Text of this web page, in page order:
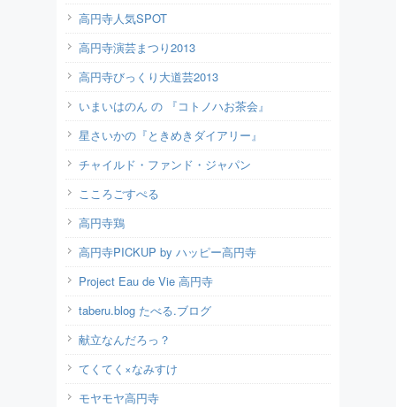
高円寺人気SPOT
高円寺演芸まつり2013
高円寺びっくり大道芸2013
いまいはのん の 『コトノハお茶会』
星さいかの『ときめきダイアリー』
チャイルド・ファンド・ジャパン
こころごすぺる
高円寺鶏
高円寺PICKUP by ハッピー高円寺
Project Eau de Vie 高円寺
taberu.blog たべる.ブログ
献立なんだろっ？
てくてく×なみすけ
モヤモヤ高円寺